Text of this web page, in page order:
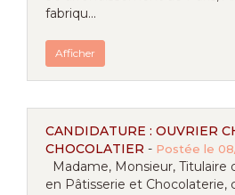
fabriqu...
Afficher
CANDIDATURE : OUVRIER
CHOCOLATIER - Postée le
Madame, Monsieur, Titulaire
en Pâtisserie et Chocolaterie,